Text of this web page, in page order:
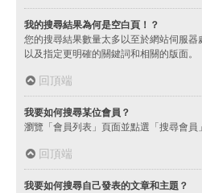
我的搜尋結果為何是空白頁！？
您的搜尋結果數量太多以至於網站伺服器
以及指定更明確的關鍵詞和相關的版面。
回頂端
我要如何搜尋某位會員？
瀏覽「會員列表」頁面並點選「搜尋會員
回頂端
我要如何搜尋自己發表的文章和主題？